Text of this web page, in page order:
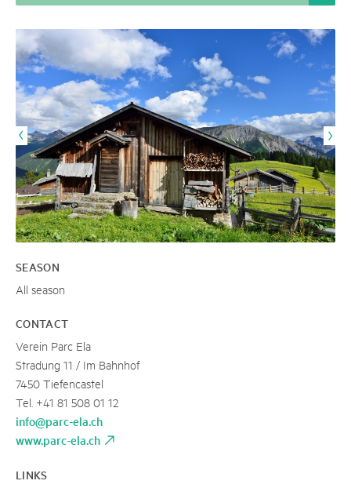
SEASON
All season
CONTACT
Verein Parc Ela
Stradung 11 / Im Bahnhof
7450 Tiefencastel
Tel. +41 81 508 01 12
info@parc-ela.ch
www.parc-ela.ch
LINKS